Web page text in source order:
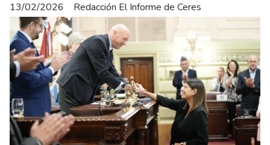
Redacción El Informe de Ceres
13/02/2026